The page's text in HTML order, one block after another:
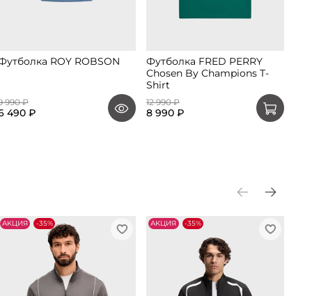
ROY ROBSON
990 ₽
490 ₽
Футболка FRED PERRY
Chosen By Champions T-
Shirt
12 990 ₽
8 990 ₽
АKЦИЯ -35% АKЦИЯ -35%